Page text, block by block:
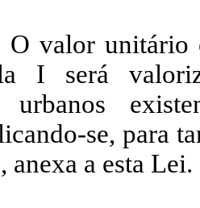
O valor unitário
I será
urbanos
se, para
anexa a esta Lei.